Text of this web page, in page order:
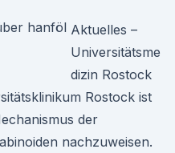
Aktuelles –
Universitätsme
dizin Rostock
Rostock ist
der
nachzuweisen.